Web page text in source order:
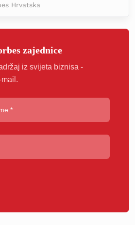
Hrvatska
zajednice
iz svijeta biznisa -